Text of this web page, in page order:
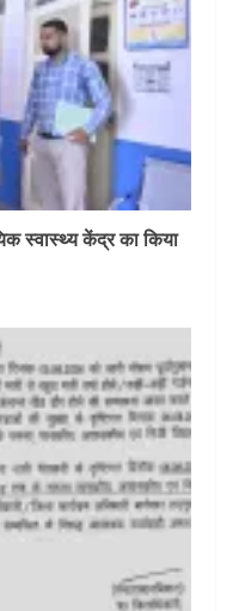
स्वास्थ्य केंद्र का किया